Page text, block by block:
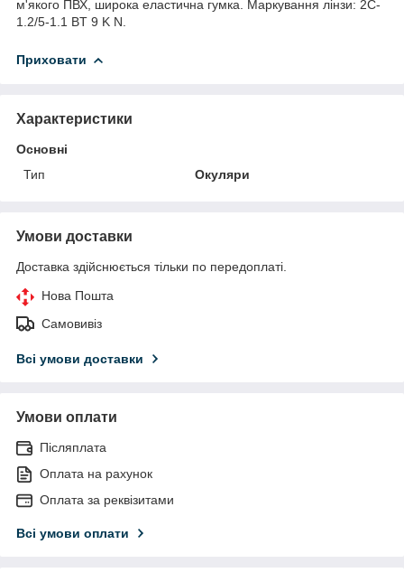
м'якого ПВХ, широка еластична гумка. Маркування лінзи: 2C-
1.2/5-1.1 BT 9 K N.
Приховати
Характеристики
Основні
Тип
Окуляри
Умови доставки
Доставка здійснюється тільки по передоплаті.
Нова Пошта
Самовивіз
Всі умови доставки
Умови оплати
Післяплата
Оплата на рахунок
Оплата за реквізитами
Всі умови оплати